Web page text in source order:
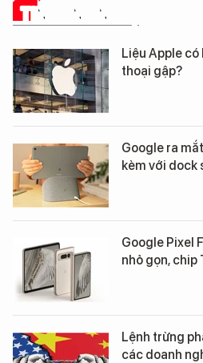
TIN CÔNG NGHỆ
Liệu Apple
thoại gập?
Google ra
kèm với dock
Google Pixel
nhỏ gọn, chip
Lệnh trừng
các doanh